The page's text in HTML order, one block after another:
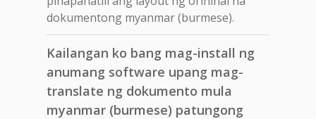
dokumentong myanmar (burmese).
Kailangan ko bang mag-install ng
anumang software upang mag-
translate ng dokumento mula
myanmar (burmese) patungong